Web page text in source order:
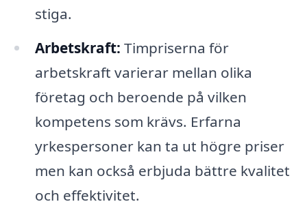
stiga.
Arbetskraft: Timpriserna för
arbetskraft varierar mellan olika
företag och beroende på vilken
kompetens som krävs. Erfarna
yrkespersoner kan ta ut högre priser
men kan också erbjuda bättre kvalitet
och effektivitet.